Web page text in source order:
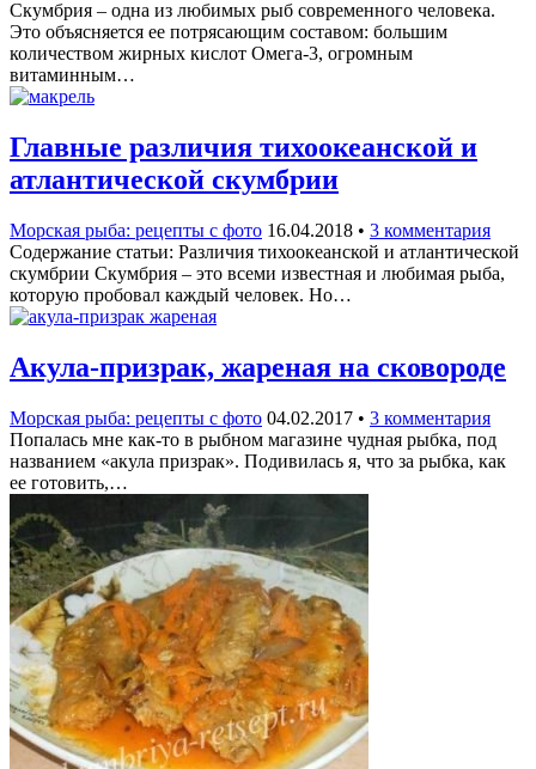
Скумбрия – одна из любимых рыб современного человека.
Это объясняется ее потрясающим составом: большим
количеством жирных кислот Омега-3, огромным
витаминным…
Главные различия тихоокеанской и
атлантической скумбрии
Морская рыба: рецепты с фото 16.04.2018 • 3 комментария
Содержание статьи: Различия тихоокеанской и атлантической
скумбрии Скумбрия – это всеми известная и любимая рыба,
которую пробовал каждый человек. Но…
Акула-призрак, жареная на сковороде
Морская рыба: рецепты с фото 04.02.2017 • 3 комментария
Попалась мне как-то в рыбном магазине чудная рыбка, под
названием «акула призрак». Подивилась я, что за рыбка, как
ее готовить,…